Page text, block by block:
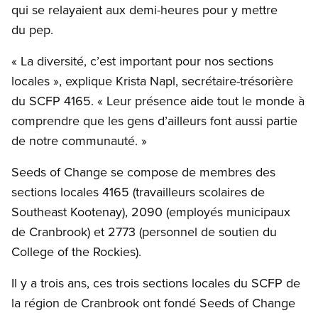
qui se relayaient aux demi-heures pour y mettre
du pep.
« La diversité, c’est important pour nos sections
locales », explique Krista Napl, secrétaire-trésorière
du SCFP 4165. « Leur présence aide tout le monde à
comprendre que les gens d’ailleurs font aussi partie
de notre communauté. »
Seeds of Change se compose de membres des
sections locales 4165 (travailleurs scolaires de
Southeast Kootenay), 2090 (employés municipaux
de Cranbrook) et 2773 (personnel de soutien du
College of the Rockies).
Il y a trois ans, ces trois sections locales du SCFP de
la région de Cranbrook ont fondé Seeds of Change